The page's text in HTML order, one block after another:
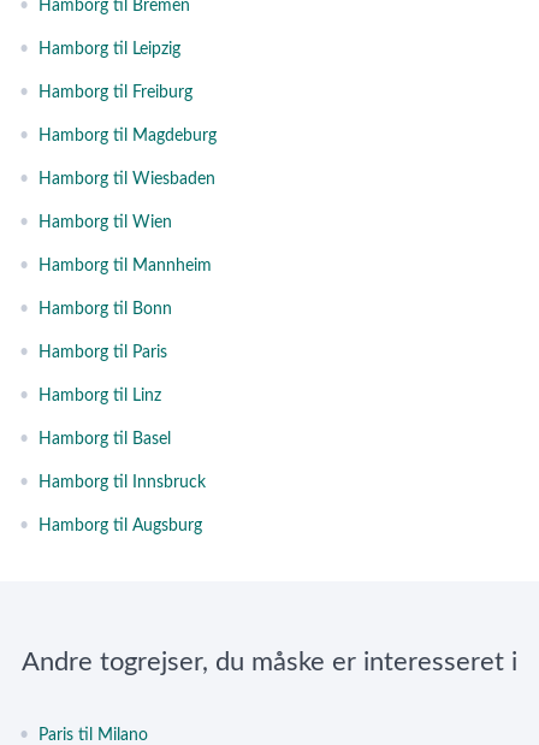
• Hamborg til Bremen
• Hamborg til Leipzig
• Hamborg til Freiburg
• Hamborg til Magdeburg
• Hamborg til Wiesbaden
• Hamborg til Wien
• Hamborg til Mannheim
• Hamborg til Bonn
• Hamborg til Paris
• Hamborg til Linz
• Hamborg til Basel
• Hamborg til Innsbruck
• Hamborg til Augsburg
Andre togrejser, du måske er interesseret i
• Paris til Milano